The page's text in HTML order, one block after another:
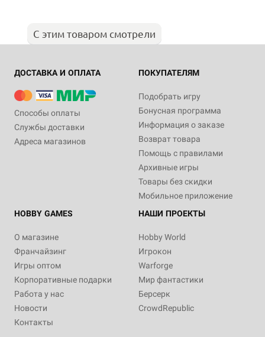
С этим товаром смотрели
ДОСТАВКА И ОПЛАТА
Способы оплаты
Службы доставки
Адреса магазинов
ПОКУПАТЕЛЯМ
Подобрать игру
Бонусная программа
Информация о заказе
Возврат товара
Помощь с правилами
Архивные игры
Товары без скидки
Мобильное приложение
HOBBY GAMES
О магазине
Франчайзинг
Игры оптом
Корпоративные подарки
Работа у нас
Новости
Контакты
НАШИ ПРОЕКТЫ
Hobby World
Игрокон
Warforge
Мир фантастики
Берсерк
CrowdRepublic